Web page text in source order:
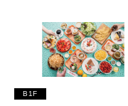
B1F